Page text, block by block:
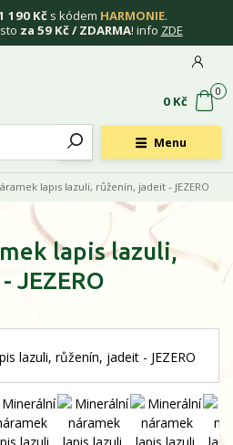
190 Kč s kódem HARMONIE.
za 59 Kč / ZDARMA! info ZDE
Menu
0
0 Kč
lapis lazuli, růženín, jadeit - JEZERO
lapis lazuli,
JEZERO